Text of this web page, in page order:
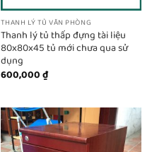
THANH LÝ TỦ VĂN PHÒNG
Thanh lý tủ thấp đựng tài liệu
80x80x45 tủ mới chưa qua sử
dụng
600,000₫